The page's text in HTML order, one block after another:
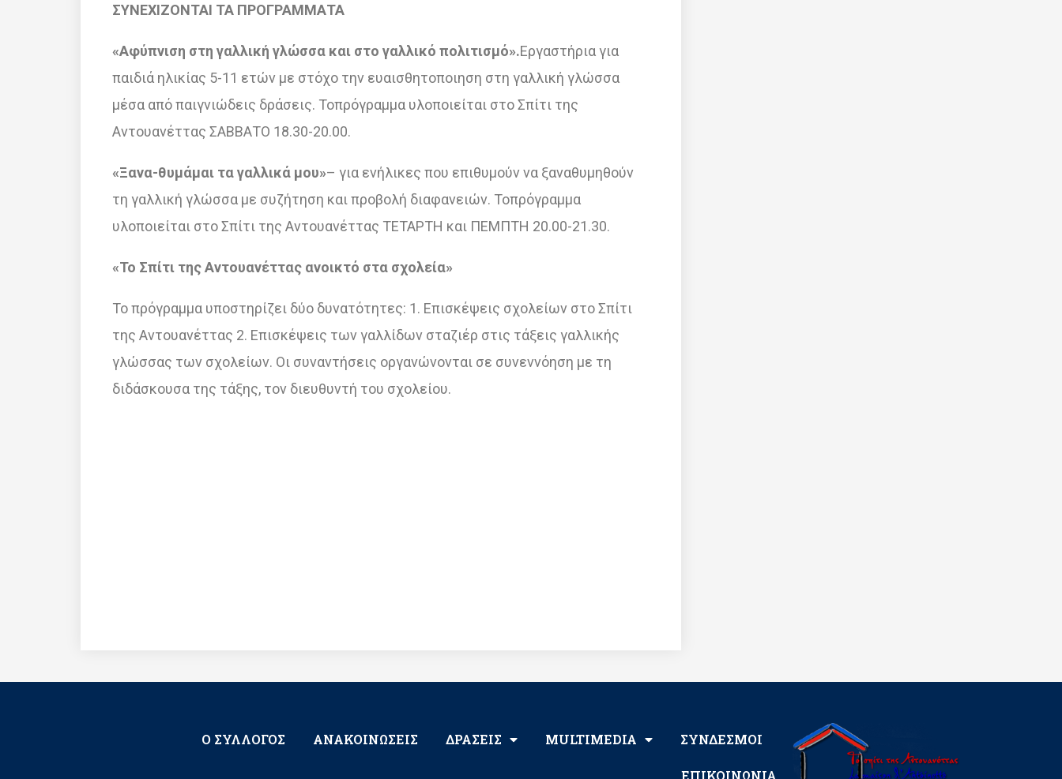
ΣΥΝΕΧΙΖΟΝΤΑΙ ΤΑ ΠΡΟΓΡΑΜΜΑΤΑ
«Αφύπνιση στη γαλλική γλώσσα και στο γαλλικό πολιτισμό».Εργαστήρια για
παιδιά ηλικίας 5-11 ετών με στόχο την ευαισθητοποιηση στη γαλλική γλώσσα
μέσα από παιγνιώδεις δράσεις. Toπρόγραμμα υλοποιείται στο Σπίτι της
Αντουανέττας ΣΑΒΒΑΤΟ 18.30-20.00.
«Ξανα-θυμάμαι τα γαλλικά μου»– για ενήλικες που επιθυμούν να ξαναθυμηθούν
τη γαλλική γλώσσα με συζήτηση και προβολή διαφανειών. Toπρόγραμμα
υλοποιείται στο Σπίτι της Αντουανέττας ΤΕΤΑΡΤΗ και ΠΕΜΠΤΗ 20.00-21.30.
«Το Σπίτι της Αντουανέττας ανοικτό στα σχολεία»
Το πρόγραμμα υποστηρίζει δύο δυνατότητες: 1. Επισκέψεις σχολείων στο Σπίτι
της Αντουανέττας 2. Επισκέψεις των γαλλίδων σταζιέρ στις τάξεις γαλλικής
γλώσσας των σχολείων. Οι συναντήσεις οργανώνονται σε συνεννόηση με τη
διδάσκουσα της τάξης, τον διευθυντή του σχολείου.
Ο ΣΥΛΛΟΓΟΣ ΑΝΑΚΟΙΝΩΣΕΙΣ ΔΡΑΣΕΙΣ MULTIMEDIA ΣΥΝΔΕΣΜΟΙ
ΕΠΙΚΟΙΝΩΝΙΑ